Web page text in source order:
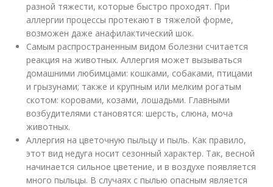
разной тяжести, которые быстро проходят. При
аллергии процессы протекают в тяжелой форме,
возможен даже анафилактический шок.
Самым распространенным видом болезни считается
реакция на животных. Аллергия может вызываться
домашними любимцами: кошками, собаками, птицами
и грызунами; также и крупным или мелким рогатым
скотом: коровами, козами, лошадьми. Главными
возбудителями становятся: шерсть, слюна, моча
животных.
Аллергия на цветочную пыльцу и пыль. Как правило,
этот вид недуга носит сезонный характер. Так, весной
начинается сильное цветение, и в воздухе появляется
много пыльцы. В случаях с пылью опасным является